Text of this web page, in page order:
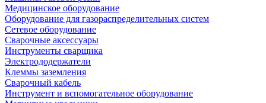
Медицинское оборудование
Оборудование для газораспределительных систем
Сетевое оборудование
Сварочные аксессуары
Инструменты сварщика
Электрододержатели
Клеммы заземления
Сварочный кабель
Инструмент и вспомогательное оборудование